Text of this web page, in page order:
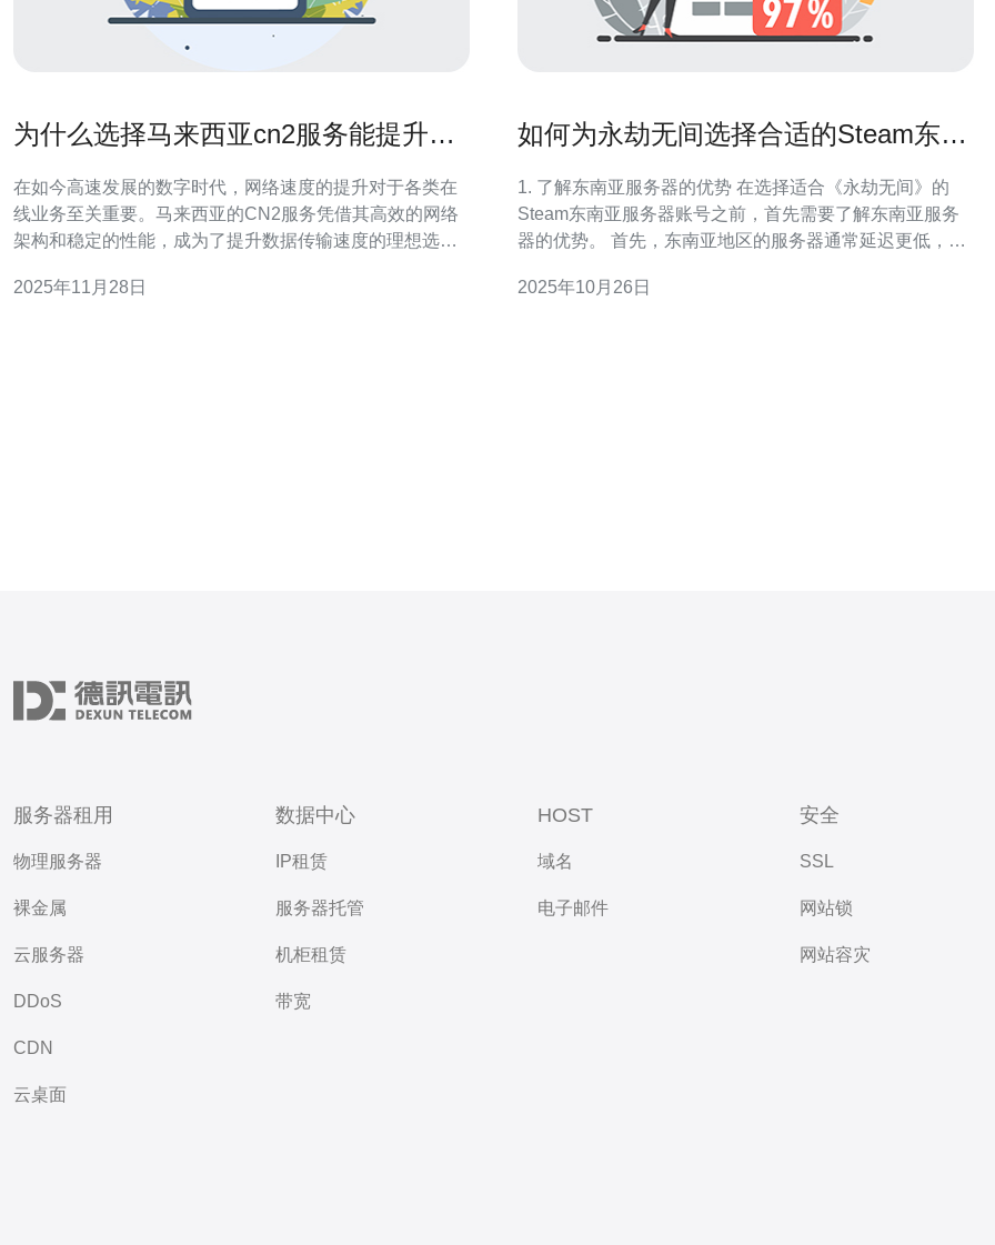
为什么选择马来西亚cn2服务能提升速
在如今高速发展的数字时代，网络速度的提升对于各类在
线业务至关重要。马来西亚的CN2服务凭借其高效的网络
架构和稳定的性能，成为了提升数据传输速度的理想选
速度提升的影响。 马来西亚CN2服务是什么？ 马来西亚的
2025年11月28日
如何为永劫无间选择合适的Steam东南
1. 了解东南亚服务器的优势 在选择适合《永劫无间》的
Steam东南亚服务器账号之前，首先需要了解东南亚服务
器的优势。 首先，东南亚地区的服务器通常延迟更低，能
量逐渐增多，玩家可以选择的服务器也更多。
2025年10月26日
服务器租用
物理服务器
裸金属
云服务器
DDoS
CDN
云桌面
数据中心
IP租赁
服务器托管
机柜租赁
带宽
HOST
域名
电子邮件
安全
SSL
网站锁
网站容灾